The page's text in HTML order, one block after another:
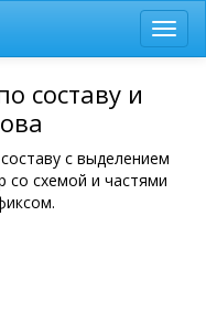
меню
составу и
с выделением
схемой и частями